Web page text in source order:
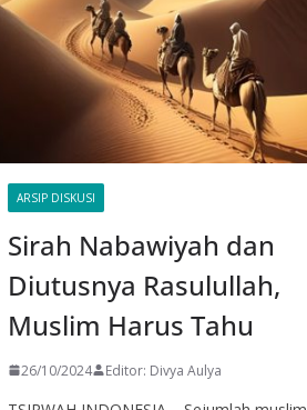
ARSIP DISKUSI
Sirah Nabawiyah dan
Diutusnya Rasulullah,
Muslim Harus Tahu
26/10/2024 Editor: Divya Aulya